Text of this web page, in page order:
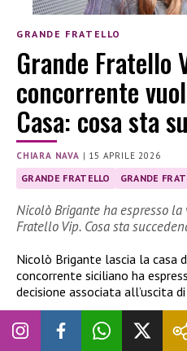
GRANDE FRATELLO
Grande Fratello
concorrente
Casa: cosa sta
CHIARA NAVA | 15 APRILE 2026
GRANDE FRATELLO GRANDE
Nicolò Brigante ha espresso
Fratello Vip. Cosa sta
Nicolò Brigante lascia la casa
concorrente siciliano ha
decisione associata all’uscita
Nicolò Brigante lascia